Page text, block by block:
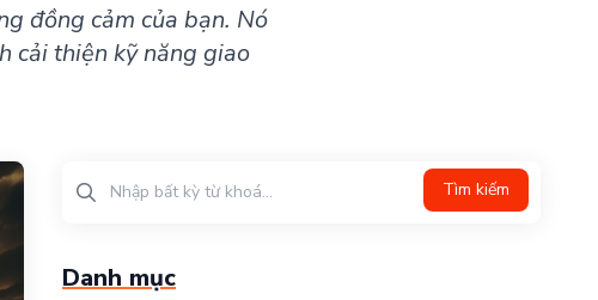
đồng cảm của bạn. Nó
cải thiện kỹ năng giao
Tìm kiếm
Danh mục